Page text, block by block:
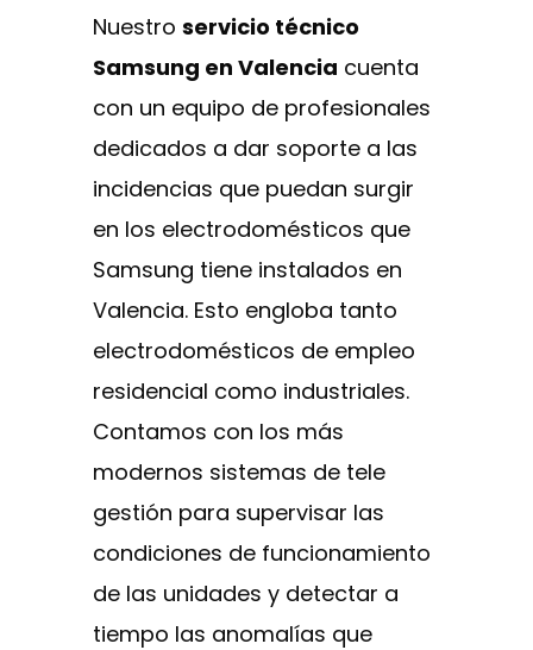
Nuestro servicio técnico
Samsung en Valencia cuenta
con un equipo de profesionales
dedicados a dar soporte a las
incidencias que puedan surgir
en los electrodomésticos que
Samsung tiene instalados en
Valencia. Esto engloba tanto
electrodomésticos de empleo
residencial como industriales.
Contamos con los más
modernos sistemas de tele
gestión para supervisar las
condiciones de funcionamiento
de las unidades y detectar a
tiempo las anomalías que